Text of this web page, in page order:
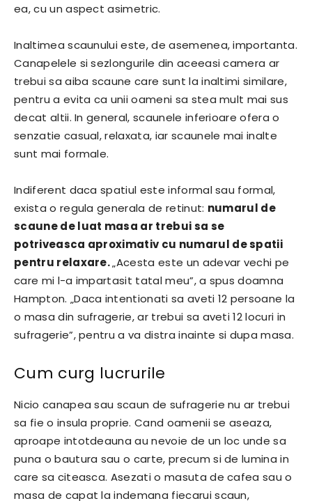
ea, cu un aspect asimetric.
Inaltimea scaunului este, de asemenea, importanta.
Canapelele si sezlongurile din aceeasi camera ar
trebui sa aiba scaune care sunt la inaltimi similare,
pentru a evita ca unii oameni sa stea mult mai sus
decat altii. In general, scaunele inferioare ofera o
senzatie casual, relaxata, iar scaunele mai inalte
sunt mai formale.
Indiferent daca spatiul este informal sau formal,
exista o regula generala de retinut: numarul de
scaune de luat masa ar trebui sa se
potriveasca aproximativ cu numarul de spatii
pentru relaxare.„Acesta este un adevar vechi pe
care mi l-a impartasit tatal meu”, a spus doamna
Hampton. „Daca intentionati sa aveti 12 persoane la
o masa din sufragerie, ar trebui sa aveti 12 locuri in
sufragerie”, pentru a va distra inainte si dupa masa.
Cum curg lucrurile
Nicio canapea sau scaun de sufragerie nu ar trebui
sa fie o insula proprie. Cand oamenii se aseaza,
aproape intotdeauna au nevoie de un loc unde sa
puna o bautura sau o carte, precum si de lumina in
care sa citeasca. Asezati o masuta de cafea sau o
masa de capat la indemana fiecarui scaun,